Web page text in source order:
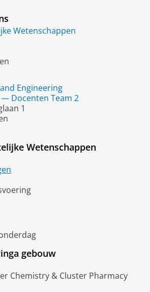
Wetenschappen
Engineering
Docenten Team 2
1
Wetenschappen
gebouw
Chemistry & Cluster Pharmacy